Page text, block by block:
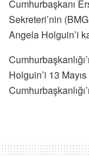
Cumhurbaşkanı
Sekreteri’nin
Angela Holguin’i
Holguin’i 13